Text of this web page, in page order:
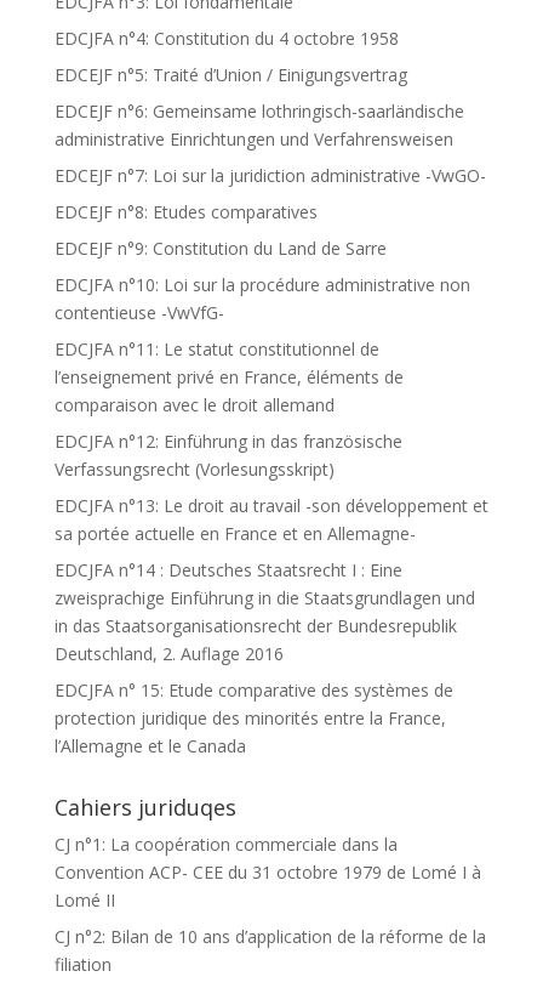
EDCJFA n°4: Constitution du 4 octobre 1958
EDCEJF n°5: Traité d’Union / Einigungsvertrag
EDCEJF n°6: Gemeinsame lothringisch-saarländische
administrative Einrichtungen und Verfahrensweisen
EDCEJF n°7: Loi sur la juridiction administrative -VwGO-
EDCEJF n°8: Etudes comparatives
EDCEJF n°9: Constitution du Land de Sarre
EDCJFA n°10: Loi sur la procédure administrative non
contentieuse -VwVfG-
EDCJFA n°11: Le statut constitutionnel de
l’enseignement privé en France, éléments de
comparaison avec le droit allemand
EDCJFA n°12: Einführung in das französische
Verfassungsrecht (Vorlesungsskript)
EDCJFA n°13: Le droit au travail -son développement et
sa portée actuelle en France et en Allemagne-
EDCJFA n°14 : Deutsches Staatsrecht I : Eine
zweisprachige Einführung in die Staatsgrundlagen und
in das Staatsorganisationsrecht der Bundesrepublik
Deutschland, 2. Auflage 2016
EDCJFA n° 15: Etude comparative des systèmes de
protection juridique des minorités entre la France,
l’Allemagne et le Canada
Cahiers juriduqes
CJ n°1: La coopération commerciale dans la
Convention ACP- CEE du 31 octobre 1979 de Lomé I à
Lomé II
CJ n°2: Bilan de 10 ans d’application de la réforme de la
filiation